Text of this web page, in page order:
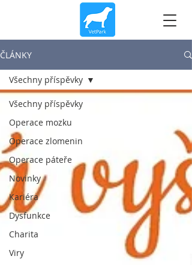
ČLÁNKY
Všechny příspěvky
Operace mozku
Operace zlomenin
Operace páteře
Novinky
Kariéra
Dysfunkce
Charita
Viry
Všechny příspěvky